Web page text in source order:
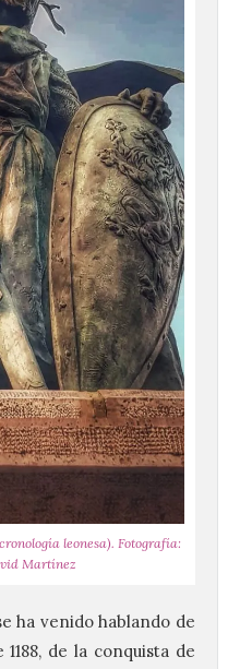
leonesa). Fotografía:
Martínez
ha venido hablando de
de la conquista de